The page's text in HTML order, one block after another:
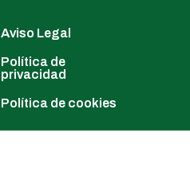
Aviso Legal
Política de
privacidad
Política de cookies